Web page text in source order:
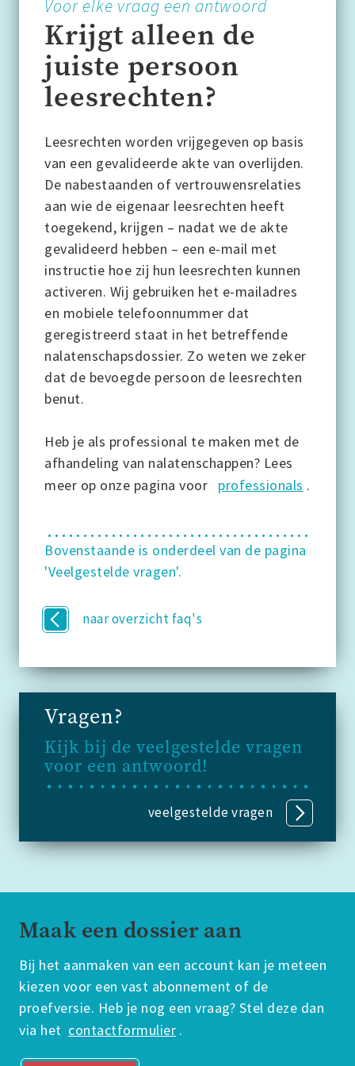
Voor elke vraag een antwoord
Krijgt alleen de
juiste persoon
leesrechten?
Leesrechten worden vrijgegeven op basis
van een gevalideerde akte van overlijden.
De nabestaanden of vertrouwensrelaties
aan wie de eigenaar leesrechten heeft
toegekend, krijgen – nadat we de akte
gevalideerd hebben – een e-mail met
instructie hoe zij hun leesrechten kunnen
activeren. Wij gebruiken het e-mailadres
en mobiele telefoonnummer dat
geregistreerd staat in het betreffende
nalatenschapsdossier. Zo weten we zeker
dat de bevoegde persoon de leesrechten
benut.
Heb je als professional te maken met de
afhandeling van nalatenschappen? Lees
meer op onze pagina voor
professionals .
Bovenstaande is onderdeel van de pagina
'Veelgestelde vragen'.
naar overzicht faq's
Vragen?
Kijk bij de veelgestelde vragen
voor een antwoord!
veelgestelde vragen
Maak een dossier aan
Bij het aanmaken van een account kan je meteen
kiezen voor een vast abonnement of de
proefversie. Heb je nog een vraag? Stel deze dan
via het contactformulier .